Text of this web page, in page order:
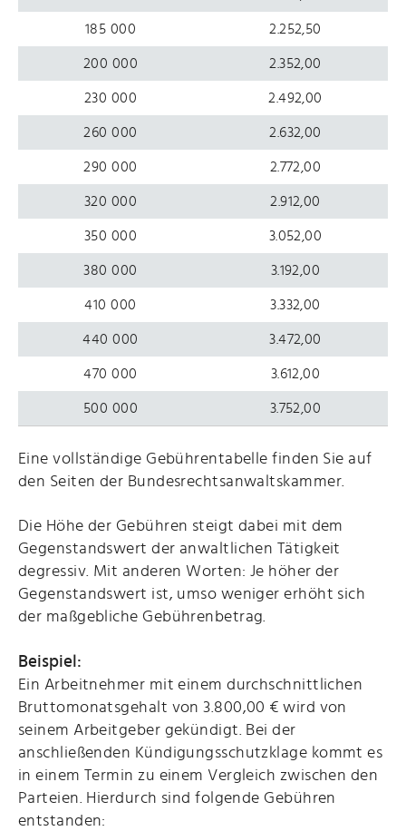
185 000 2.252,50
200 000 2.352,00
230 000 2.492,00
260 000 2.632,00
290 000 2.772,00
320 000 2.912,00
350 000 3.052,00
380 000 3.192,00
410 000 3.332,00
440 000 3.472,00
470 000 3.612,00
500 000 3.752,00
Eine vollständige Gebührentabelle finden Sie auf
den Seiten der Bundesrechtsanwaltskammer.
Die Höhe der Gebühren steigt dabei mit dem
Gegenstandswert der anwaltlichen Tätigkeit
degressiv. Mit anderen Worten: Je höher der
Gegenstandswert ist, umso weniger erhöht sich
der maßgebliche Gebührenbetrag.
Beispiel:
Ein Arbeitnehmer mit einem durchschnittlichen
Bruttomonatsgehalt von 3.800,00 € wird von
seinem Arbeitgeber gekündigt. Bei der
anschließenden Kündigungsschutzklage kommt es
in einem Termin zu einem Vergleich zwischen den
Parteien. Hierdurch sind folgende Gebühren
entstanden: